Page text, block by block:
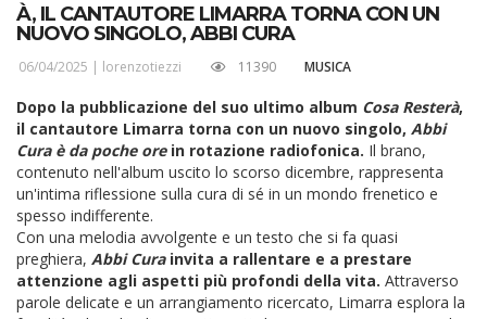
À, IL CANTAUTORE LIMARRA TORNA CON UN
NUOVO SINGOLO, ABBI CURA
06/04/2025 | lorenzotiezzi 11390 MUSICA
Dopo la pubblicazione del suo ultimo album Cosa Resterà,
il cantautore Limarra torna con un nuovo singolo, Abbi
Cura è da poche ore in rotazione radiofonica. Il brano,
contenuto nell'album uscito lo scorso dicembre, rappresenta
un'intima riflessione sulla cura di sé in un mondo frenetico e
spesso indifferente.
Con una melodia avvolgente e un testo che si fa quasi
preghiera, Abbi Cura invita a rallentare e a prestare
attenzione agli aspetti più profondi della vita. Attraverso
parole delicate e un arrangiamento ricercato, Limarra esplora la